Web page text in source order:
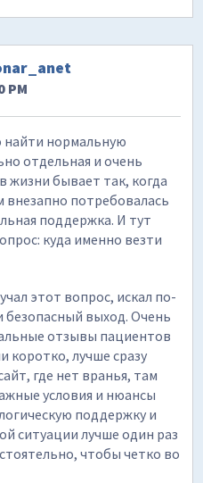
PM
найти нормальную
отдельная и очень
жизни бывает так, когда
потребовалась
поддержка. И тут
куда именно везти
этот вопрос, искал по-
выход. Очень
отзывы пациентов
коротко, лучше сразу
где нет вранья, там
условия и нюансы
поддержку и
ситуации лучше один раз
чтобы четко во